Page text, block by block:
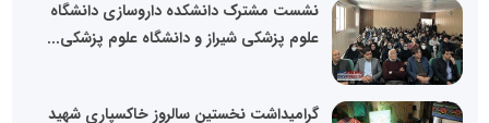
نشست مشترک دانشکده داروسازی دانشگاه
علوم پزشکی شیراز و دانشگاه علوم پزشکی...
گرامیداشت نخستین سالروز خاکسپاری شهید